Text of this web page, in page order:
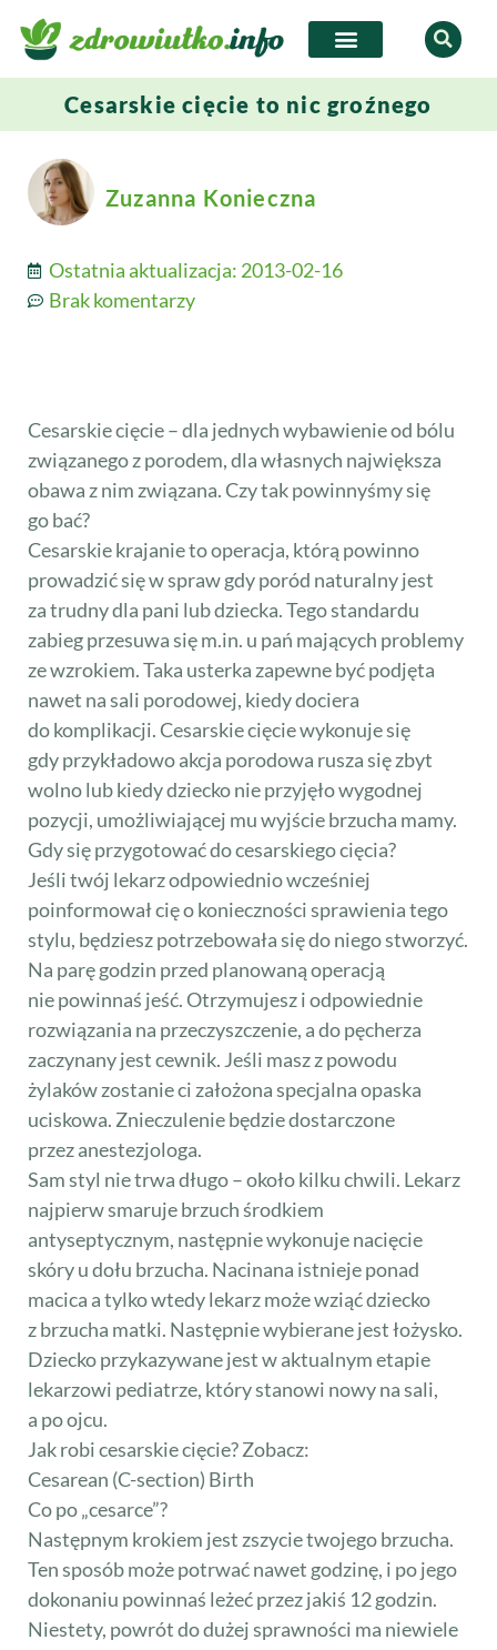
Cesarskie cięcie to nic groźnego
Zuzanna Konieczna
Ostatnia aktualizacja: 2013-02-16
Brak komentarzy
Cesarskie cięcie – dla jednych wybawienie od bólu
związanego z porodem, dla własnych największa
obawa z nim związana. Czy tak powinnyśmy się
go bać?
Cesarskie krajanie to operacja, którą powinno
prowadzić się w spraw gdy poród naturalny jest
za trudny dla pani lub dziecka. Tego standardu
zabieg przesuwa się m.in. u pań mających problemy
ze wzrokiem. Taka usterka zapewne być podjęta
nawet na sali porodowej, kiedy dociera
do komplikacji. Cesarskie cięcie wykonuje się
gdy przykładowo akcja porodowa rusza się zbyt
wolno lub kiedy dziecko nie przyjęło wygodnej
pozycji, umożliwiającej mu wyjście brzucha mamy.
Gdy się przygotować do cesarskiego cięcia?
Jeśli twój lekarz odpowiednio wcześniej
poinformował cię o konieczności sprawienia tego
stylu, będziesz potrzebowała się do niego stworzyć.
Na parę godzin przed planowaną operacją
nie powinnaś jeść. Otrzymujesz i odpowiednie
rozwiązania na przeczyszczenie, a do pęcherza
zaczynany jest cewnik. Jeśli masz z powodu
żylaków zostanie ci założona specjalna opaska
uciskowa. Znieczulenie będzie dostarczone
przez anestezjologa.
Sam styl nie trwa długo – około kilku chwili. Lekarz
najpierw smaruje brzuch środkiem
antyseptycznym, następnie wykonuje nacięcie
skóry u dołu brzucha. Nacinana istnieje ponad
macica a tylko wtedy lekarz może wziąć dziecko
z brzucha matki. Następnie wybierane jest łożysko.
Dziecko przykazywane jest w aktualnym etapie
lekarzowi pediatrze, który stanowi nowy na sali,
a po ojcu.
Jak robi cesarskie cięcie? Zobacz:
Cesarean (C-section) Birth
Co po „cesarce”?
Następnym krokiem jest zszycie twojego brzucha.
Ten sposób może potrwać nawet godzinę, i po jego
dokonaniu powinnaś leżeć przez jakiś 12 godzin.
Niestety, powrót do dużej sprawności ma niewiele